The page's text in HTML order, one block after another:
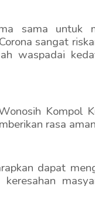
sama untuk
sangat
waspadai
Kompol
rasa
dapat